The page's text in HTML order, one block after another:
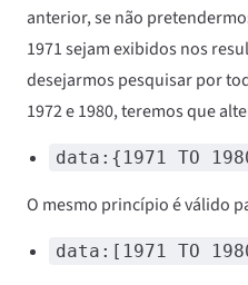
anterior, se não
1971 sejam exibidos nos
desejarmos pesquisar por
1972 e 1980, teremos que
data:{1971 TO
O mesmo princípio é válido
data:[1971 TO